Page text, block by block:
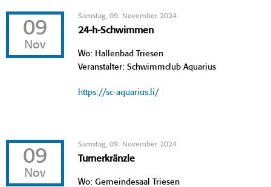
09
Nov
Samstag, 09. November 2024
24-h-Schwimmen
Wo: Hallenbad Triesen
Veranstalter: Schwimmclub Aquarius
https://sc-aquarius.li/
09
Nov
Samstag, 09. November 2024
Turnerkränzle
Wo: Gemeindesaal Triesen